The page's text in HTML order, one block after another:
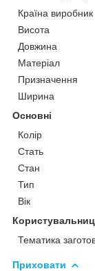
Країна виробник
Висота
Довжина
Матеріал
Призначення
Ширина
Основні
Колір
Стать
Стан
Тип
Вік
Тематика
Приховати